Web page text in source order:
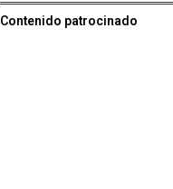
Contenido patrocinado